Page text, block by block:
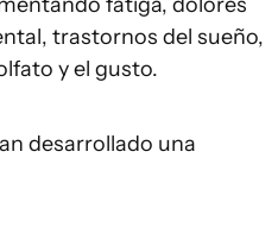
trastornos del sueño,
y el gusto.
desarrollado una